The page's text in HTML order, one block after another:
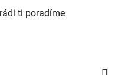
ti poradíme